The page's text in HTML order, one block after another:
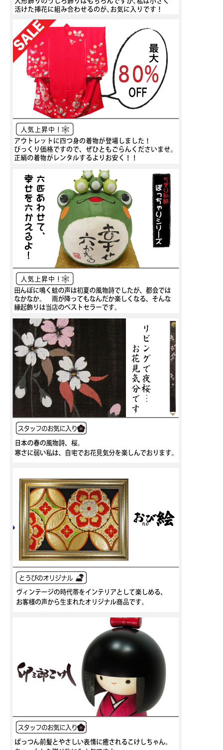
縁起の良い紅白の水引、赤・浅葱色・金色と豪華な配色が人気です。
おなかには、松竹梅が丁寧に描かれていて、福を招く可愛い干支飾りです。
そっと頭をなでてあげると、にっこりお顔を上下にフリフリ！
まるで、ウンウンと聞いてくれている様で、心癒されます。
同じデザインで大小の２サイズ有り、どちらもとっても可愛らしく、当店おすすめ
張り子ですので、軽くしっかりしております。
職人さんの、手作りの温かさを感じることが出来ますね。
縁起の良い干支飾りで、おめでたい新年の門出を華やかにいたします。